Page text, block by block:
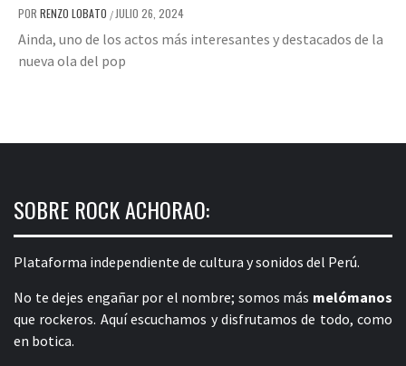
POR RENZO LOBATO /JULIO 26, 2024
Ainda, uno de los actos más interesantes y destacados de la
nueva ola del pop
SOBRE ROCK ACHORAO:
Plataforma independiente de cultura y sonidos del Perú.
No te dejes engañar por el nombre; somos más melómanos
que rockeros. Aquí escuchamos y disfrutamos de todo, como
en botica.